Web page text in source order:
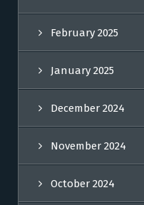
February 2025
January 2025
December 2024
November 2024
October 2024